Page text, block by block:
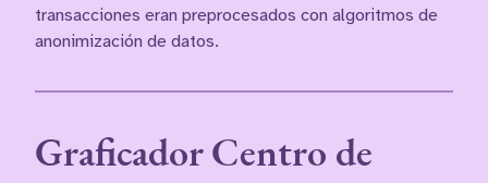
transacciones eran preprocesados con algoritmos de
anonimización de datos.
Graficador Centro de